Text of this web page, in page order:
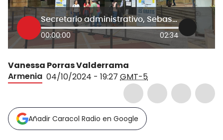
Secretario administrativo, Sebastián Cañón
00:00:00 02:34
Vanessa Porras Valderrama
Armenia 04/10/2024 - 19:27 GMT-5
Añadir Caracol Radio en Google